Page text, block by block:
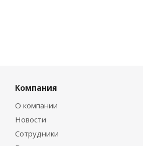
Компания
О компании
Новости
Сотрудники